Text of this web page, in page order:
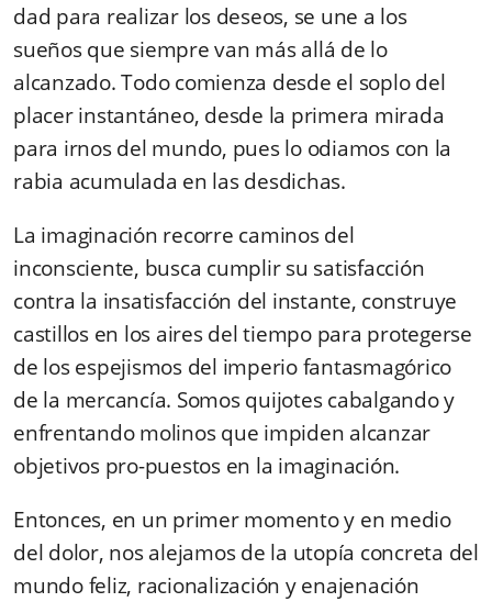
dad para realizar los deseos, se une a los
sueños que siempre van más allá de lo
alcanzado. Todo comienza desde el soplo del
placer instantáneo, desde la primera mirada
para irnos del mundo, pues lo odiamos con la
rabia acumulada en las desdichas.
La imaginación recorre caminos del
inconsciente, busca cumplir su satisfacción
contra la insatisfacción del instante, construye
castillos en los aires del tiempo para protegerse
de los espejismos del imperio fantasmagórico
de la mercancía. Somos quijotes cabalgando y
enfren­tando molinos que impiden alcanzar
objetivos pro-puestos en la imaginación.
Entonces, en un primer momento y en medio
del dolor, nos alejamos de la utopía concreta del
mundo feliz, racionalización y enajenación